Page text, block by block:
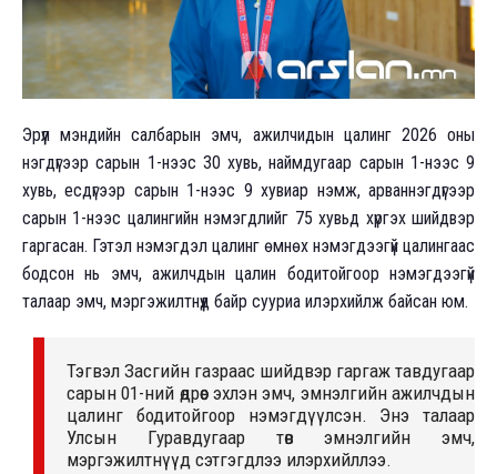
Эрүүл мэндийн салбарын эмч, ажилчидын цалинг 2026 оны
нэгдүгээр сарын 1-нээс 30 хувь, наймдугаар сарын 1-нээс 9
хувь, есдүгээр сарын 1-нээс 9 хувиар нэмж, арваннэгдүгээр
сарын 1-нээс цалингийн нэмэгдлийг 75 хувьд хүргэх шийдвэр
гаргасан. Гэтэл нэмэгдэл цалинг өмнөх нэмэгдээгүй цалингаас
бодсон нь эмч, ажилчдын цалин бодитойгоор нэмэгдээгүй
талаар эмч, мэргэжилтнүүд байр сууриа илэрхийлж байсан юм.
Тэгвэл Засгийн газраас шийдвэр гаргаж тавдугаар
сарын 01-ний өдрөөс эхлэн эмч, эмнэлгийн ажилчдын
цалинг бодитойгоор нэмэгдүүлсэн. Энэ талаар
Улсын Гуравдугаар төв эмнэлгийн эмч,
мэргэжилтнүүд сэтгэгдлээ илэрхийллээ.